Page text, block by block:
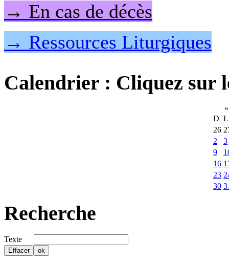
→ En cas de décès
→ Ressources Liturgiques
Calendrier : Cliquez sur
«
D L
26
2
3
9
16
23
30
Recherche
Texte